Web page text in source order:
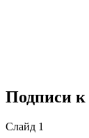
Подписи к
Слайд 1